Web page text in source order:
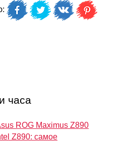
часа
ROG Maximus Z890
Z890: самое